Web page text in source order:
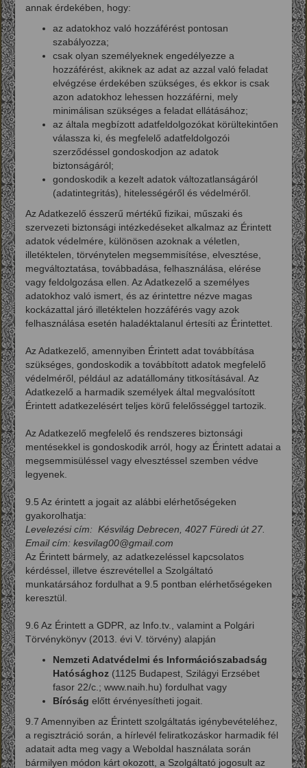
annak érdekében, hogy:
az adatokhoz való hozzáférést pontosan
szabályozza;
csak olyan személyeknek engedélyezze a
hozzáférést, akiknek az adat az azzal való feladat
elvégzése érdekében szükséges, és ekkor is csak
azon adatokhoz lehessen hozzáférni, mely
minimálisan szükséges a feladat ellátásához;
az általa megbízott adatfeldolgozókat körültekintően
válassza ki, és megfelelő adatfeldolgozói
szerződéssel gondoskodjon az adatok
biztonságáról;
gondoskodik a kezelt adatok változatlanságáról
(adatintegritás), hitelességéről és védelméről.
Az Adatkezelő ésszerű mértékű fizikai, műszaki és
szervezeti biztonsági intézkedéseket alkalmaz az Érintett
adatok védelmére, különösen azoknak a véletlen,
illetéktelen, törvénytelen megsemmisítése, elvesztése,
megváltoztatása, továbbadása, felhasználása, elérése
vagy feldolgozása ellen. Az Adatkezelő a személyes
adatokhoz való ismert, és az érintettre nézve magas
kockázattal járó illetéktelen hozzáférés vagy azok
felhasználása esetén haladéktalanul értesíti az Érintettet.
Az Adatkezelő, amennyiben Érintett adat továbbítása
szükséges, gondoskodik a továbbított adatok megfelelő
védelméről, például az adatállomány titkosításával. Az
Adatkezelő a harmadik személyek által megvalósított
Érintett adatkezelésért teljes körű felelősséggel tartozik.
Az Adatkezelő megfelelő és rendszeres biztonsági
mentésekkel is gondoskodik arról, hogy az Érintett adatai a
megsemmisüléssel vagy elvesztéssel szemben védve
legyenek.
9.5 Az érintett a jogait az alábbi elérhetőségeken
gyakorolhatja:
Levelezési cím: Késvilág Debrecen, 4027 Füredi út 27.
Email cím: kesvilag00@gmail.com
Az Érintett bármely, az adatkezeléssel kapcsolatos
kérdéssel, illetve észrevétellel a Szolgáltató
munkatársához fordulhat a 9.5 pontban elérhetőségeken
keresztül.
9.6 Az Érintett a GDPR, az Info.tv., valamint a Polgári
Törvénykönyv (2013. évi V. törvény) alapján
Nemzeti Adatvédelmi és Információszabadság
Hatósághoz (1125 Budapest, Szilágyi Erzsébet
fasor 22/c.; www.naih.hu) fordulhat vagy
Bíróság előtt érvényesítheti jogait.
9.7 Amennyiben az Érintett szolgáltatás igénybevételéhez,
a regisztráció során, a hírlevél feliratkozáskor harmadik fél
adatait adta meg vagy a Weboldal használata során
bármilyen módon kárt okozott, a Szolgáltató jogosult az